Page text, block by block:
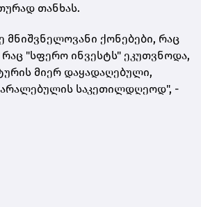
თანხას.
მნიშვნელოვანი ქონებები, რაც
"სფერო ინვესტს" ეკუთვნოდა,
მიერ დაყადაღებული,
საკეთილდღეოდ", -